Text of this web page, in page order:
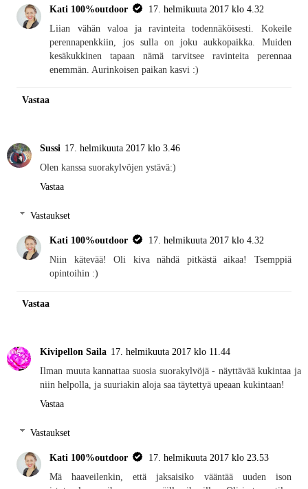
Kati 100%outdoor
17. helmikuuta 2017 klo 4.32
Liian vähän valoa ja ravinteita todennäköisesti. Kokeile
perennapenkkiin, jos sulla on joku aukkopaikka. Muiden
kesäkukkinen tapaan nämä tarvitsee ravinteita perennaa
enemmän. Aurinkoisen paikan kasvi :)
Vastaa
Sussi 17. helmikuuta 2017 klo 3.46
Olen kanssa suorakylvöjen ystävä:)
Vastaa
Vastaukset
Kati 100%outdoor
17. helmikuuta 2017 klo 4.32
Niin kätevää! Oli kiva nähdä pitkästä aikaa! Tsemppiä
opintoihin :)
Vastaa
Kivipellon Saila 17. helmikuuta 2017 klo 11.44
Ilman muuta kannattaa suosia suorakylvöjä - näyttävää kukintaa ja
niin helpolla, ja suuriakin aloja saa täytettyä upeaan kukintaan!
Vastaa
Vastaukset
Kati 100%outdoor
17. helmikuuta 2017 klo 23.53
Mä haaveilenkin, että jaksaisiko vääntää uuden ison